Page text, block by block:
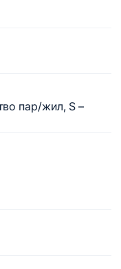
пар/жил, S –